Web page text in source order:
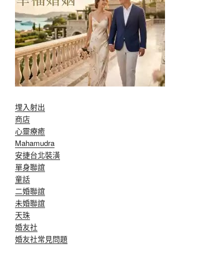
埋入射出
商店
心靈療癒
Mahamudra
安捷台北裝潢
單身聯誼
童話
二婚聯誼
未婚聯誼
天珠
婚友社
婚友社常見問題